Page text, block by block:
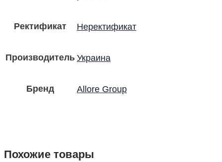
Ректификат Неректификат
ПроизводительУкраина
Бренд Allore Group
Похожие товары